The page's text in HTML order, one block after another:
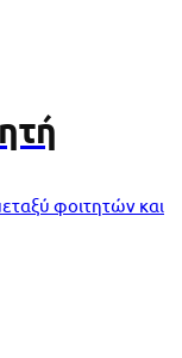
φοιτητών και